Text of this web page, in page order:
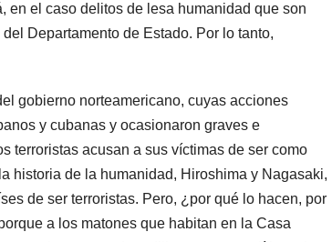
en el caso delitos de lesa humanidad que son
Departamento de Estado. Por lo tanto,
gobierno norteamericano, cuyas acciones
y cubanas y ocasionaron graves e
terroristas acusan a sus víctimas de ser como
historia de la humanidad, Hiroshima y Nagasaki,
de ser terroristas. Pero, ¿por qué lo hacen, por
a los matones que habitan en la Casa